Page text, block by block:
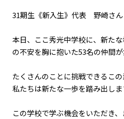
31期生《新入生》代表 野崎さん
本日、ここ秀光中学校に、新た
の不安を胸に抱いた53名の仲間が
たくさんのことに挑戦できるこの
私たちは新たな一歩を踏み出しま
この学校で学ぶ機会をいただき